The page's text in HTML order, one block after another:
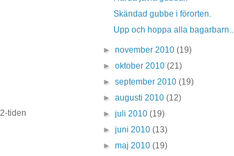
tiden
Skändad gubbe i förorten.
Upp och hoppa alla bagarbarn..
►november 2010(19)
►oktober 2010(21)
►september 2010(19)
►augusti 2010(12)
►juli 2010(19)
►juni 2010(13)
►maj 2010(19)